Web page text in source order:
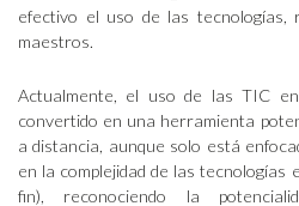
efectivo el uso de las tecnologías,
maestros.
Actualmente, el uso de las TIC
convertido en una herramienta
a distancia, aunque solo está
en la complejidad de las tecnologías
fin), reconociendo la